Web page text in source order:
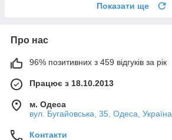
Показати ще
Про нас
96% позитивних з 459 відгуків за рік
Працює з 18.10.2013
м. Одеса
вул. Бугайовська, 35, Одеса, Україна
Контакти